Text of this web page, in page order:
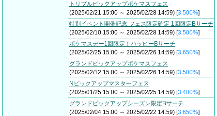
トリプルピックアップポケマスフェス
(2025/02/21 15:00 ～ 2025/02/28 14:59) [3.500%]
特別イベント開催記念 フェス限定確定 1回限定Bサーチ
(2025/02/10 15:00 ～ 2025/02/28 14:59) [3.500%]
ポケマスデー1回限定！ハッピーBサーチ
(2025/02/25 15:00 ～ 2025/02/26 14:59) [3.650%]
グランドピックアップポケマスフェス
(2025/02/12 15:00 ～ 2025/02/26 14:59) [3.500%]
Nピックアップマスターフェス
(2025/01/25 15:00 ～ 2025/02/25 14:59) [3.400%]
グランドピックアップシーズン限定Bサーチ
(2025/02/04 15:00 ～ 2025/02/22 14:59) [3.650%]